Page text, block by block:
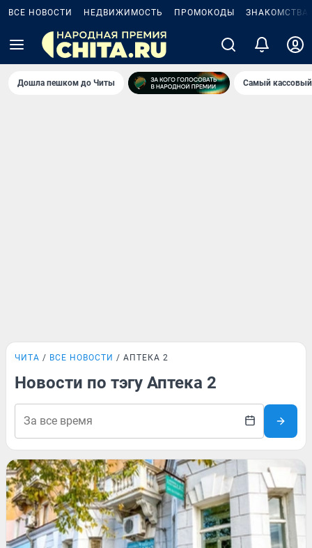
ВСЕ НОВОСТИ НЕДВИЖИМОСТЬ ПРОМОКОДЫ ЗНАКОМСТВА
Дошла пешком до Читы Самый
ЧИТА ВСЕ НОВОСТИ АПТЕКА 2
Новости по тэгу Аптека 2